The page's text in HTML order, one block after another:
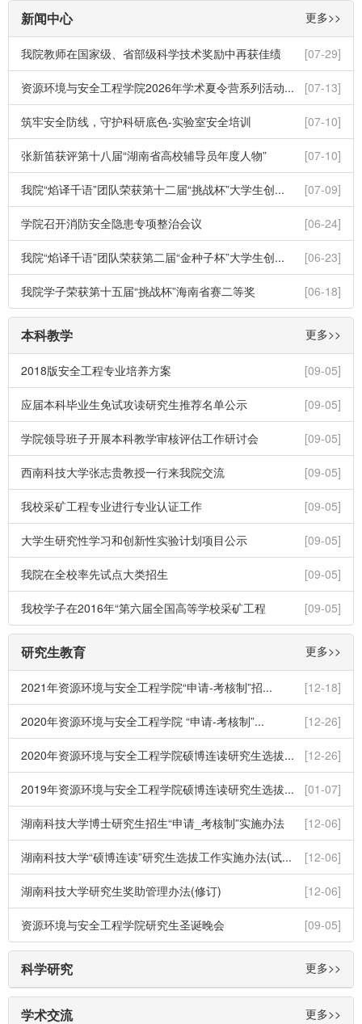
更多>>
新闻中心
[07-29]
我院教师在国家级、省部级科学技术奖励中再获佳绩
[07-13]
资源环境与安全工程学院2026年学术夏令营系列活动...
[07-10]
筑牢安全防线，守护科研底色-实验室安全培训
[07-10]
张新笛获评第十八届“湖南省高校辅导员年度人物”
[07-09]
我院“焰译千语”团队荣获第十二届“挑战杯”大学生创...
[06-24]
学院召开消防安全隐患专项整治会议
[06-23]
我院“焰译千语”团队荣获第二届“金种子杯”大学生创...
[06-18]
我院学子荣获第十五届“挑战杯”海南省赛二等奖
更多>>
本科教学
[09-05]
2018版安全工程专业培养方案
[09-05]
应届本科毕业生免试攻读研究生推荐名单公示
[09-05]
学院领导班子开展本科教学审核评估工作研讨会
[09-05]
西南科技大学张志贵教授一行来我院交流
[09-05]
我校采矿工程专业进行专业认证工作
[09-05]
大学生研究性学习和创新性实验计划项目公示
[09-05]
我院在全校率先试点大类招生
[09-05]
我校学子在2016年“第六届全国高等学校采矿工程
更多>>
研究生教育
[12-18]
2021年资源环境与安全工程学院“申请-考核制”招...
[12-26]
2020年资源环境与安全工程学院 “申请-考核制”...
[12-26]
2020年资源环境与安全工程学院硕博连读研究生选拔...
[01-07]
2019年资源环境与安全工程学院硕博连读研究生选拔...
[12-06]
湖南科技大学博士研究生招生“申请_考核制”实施办法
[12-06]
湖南科技大学“硕博连读”研究生选拔工作实施办法(试...
[12-06]
湖南科技大学研究生奖助管理办法(修订)
[09-05]
资源环境与安全工程学院研究生圣诞晚会
更多>>
科学研究
更多>>
学术交流